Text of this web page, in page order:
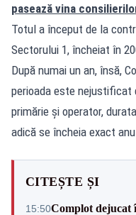
pasează vina
Totul a început de la
Sectorului 1, încheiat în
După numai un an, însă,
perioada este nejustificat
primărie și operator,
adică se încheia exact
CITEȘTE ȘI
15:50Complot dejucat